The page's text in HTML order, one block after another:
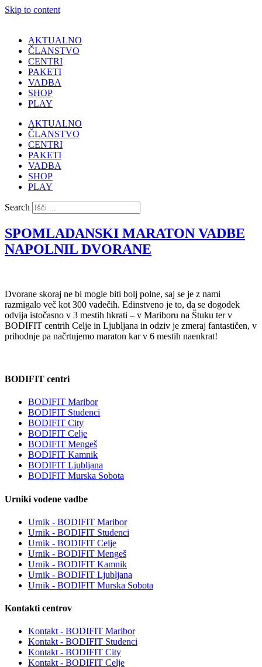
Skip to content
AKTUALNO
ČLANSTVO
CENTRI
PAKETI
VADBA
SHOP
PLAY
AKTUALNO
ČLANSTVO
CENTRI
PAKETI
VADBA
SHOP
PLAY
Search
SPOMLADANSKI MARATON VADBE
NAPOLNIL DVORANE
Dvorane skoraj ne bi mogle biti bolj polne, saj se je z nami
razmigalo več kot 300 vadečih. Edinstveno je to, da se dogodek
odvija istočasno v 3 mestih hkrati – v Mariboru na Štuku ter v
BODIFIT centrih Celje in Ljubljana in odziv je zmeraj fantastičen, v
prihodnje pa načrtujemo maraton kar v 6 mestih naenkrat!
BODIFIT centri
BODIFIT Maribor
BODIFIT Studenci
BODIFIT City
BODIFIT Celje
BODIFIT Mengeš
BODIFIT Kamnik
BODIFIT Ljubljana
BODIFIT Murska Sobota
Urniki vodene vadbe
Urnik - BODIFIT Maribor
Urnik - BODIFIT Studenci
Urnik - BODIFIT Celje
Urnik - BODIFIT Mengeš
Urnik - BODIFIT Kamnik
Urnik - BODIFIT Ljubljana
Urnik - BODIFIT Murska Sobota
Kontakti centrov
Kontakt - BODIFIT Maribor
Kontakt - BODIFIT Studenci
Kontakt - BODIFIT City
Kontakt - BODIFIT Celje